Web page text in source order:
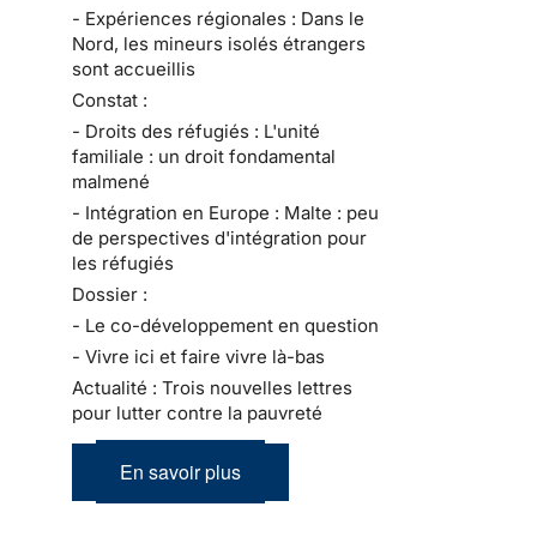
- Expériences régionales : Dans le
Nord, les mineurs isolés étrangers
sont accueillis
Constat :
- Droits des réfugiés : L'unité
familiale : un droit fondamental
malmené
- Intégration en Europe : Malte : peu
de perspectives d'intégration pour
les réfugiés
Dossier :
- Le co-développement en question
- Vivre ici et faire vivre là-bas
Actualité : Trois nouvelles lettres
pour lutter contre la pauvreté
En savoir plus